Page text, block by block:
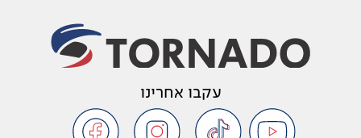
עקבו אחרינו